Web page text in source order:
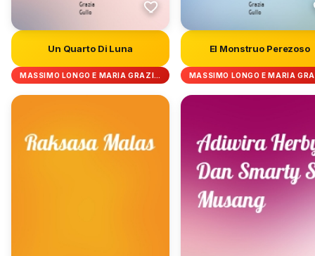
Un Quarto Di Luna
MASSIMO LONGO E MARIA GRAZI…
El Monstruo Perezoso
MASSIMO LONGO E MARIA